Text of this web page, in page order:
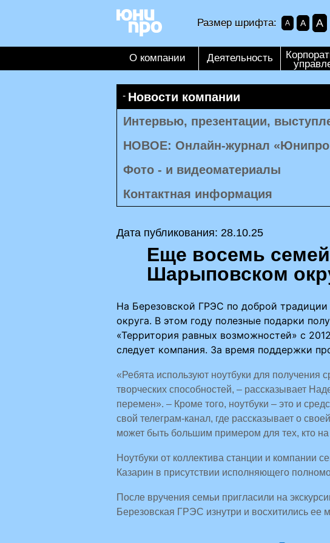
Размер шрифта: A A A
О компании Деятельность
Новости компании
Интервью, презентации,
НОВОЕ: Онлайн-журнал «Юнипро
Фото - и видеоматериалы
Контактная информация
Дата публикования: 28.10.25
Еще восемь
Шарыповском
На Березовской ГРЭС по доброй
округа. В этом году полезные подарки
«Территория равных возможностей» с
следует компания. За время поддержки
«Ребята используют ноутбуки для
творческих способностей, – рассказывает
перемен». – Кроме того, ноутбуки – это и
свой телеграм-канал, где рассказывает о
может быть большим примером для тех, кто
Ноутбуки от коллектива станции и
Казарин в присутствии исполняющего
После вручения семьи пригласили на
Березовская ГРЭС изнутри и восхитились ее